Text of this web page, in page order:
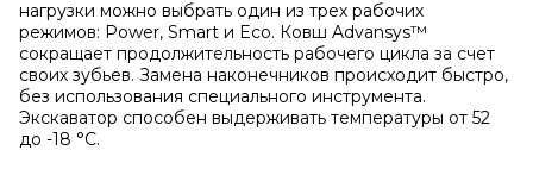
нагрузки можно выбрать один из трех рабочих
режимов: Power, Smart и Eco. Ковш Advansys™
сокращает продолжительность рабочего цикла за счет
своих зубьев. Замена наконечников происходит быстро,
без использования специального инструмента.
Экскаватор способен выдерживать температуры от 52
до -18 °C.